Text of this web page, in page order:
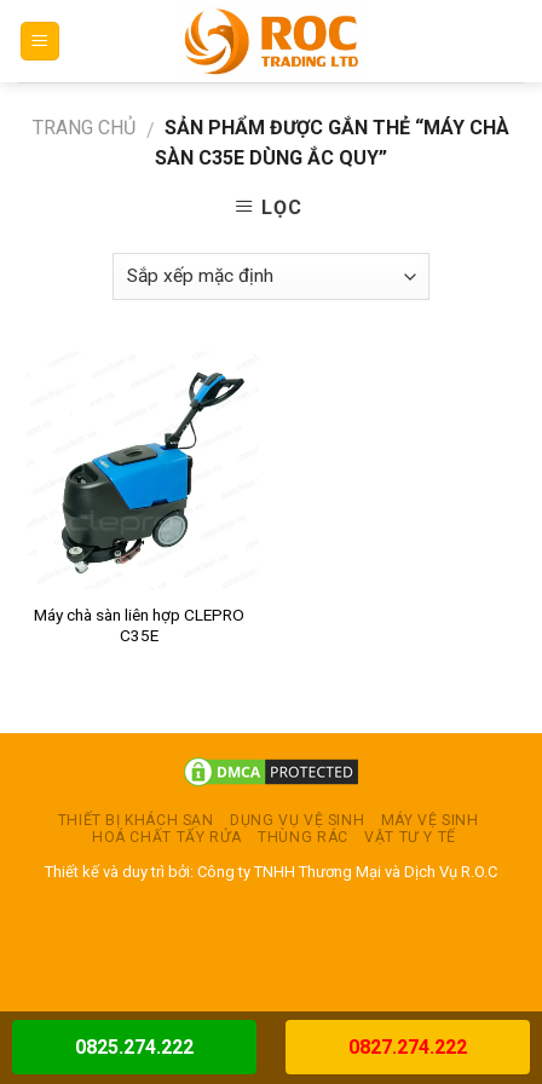
TRANG CHỦ / SẢN PHẨM ĐƯỢC GẮN THẺ “MÁY CHÀ
SÀN C35E DÙNG ẮC QUY”
LỌC
Máy chà sàn liên hợp CLEPRO
C35E
THIẾT BỊ KHÁCH SẠN DỤNG VỤ VỆ SINH
MÁY VỆ SINH
HOÁ CHẤT TẨY RỬA
THÙNG RÁC VẬT TƯ Y TẾ
Thiết kế và duy trì bởi: Công ty TNHH Thương Mại và Dịch Vụ R.O.C
0825.274.222 0827.274.222